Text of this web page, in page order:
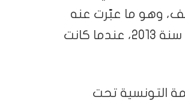
وهو ما عبّرت عنه
هيئة الدفاع عن بلعيد ومحمد البراهمي، اللذين تعرضا للإغتيال سنة 2013، عندما كانت
التونسية تحت